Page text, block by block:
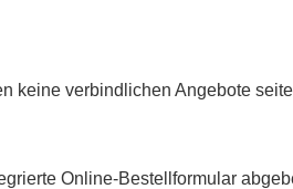
verbindlichen Angebote
Online-Bestellformular